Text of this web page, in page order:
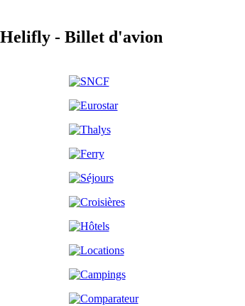
- Billet d'avion